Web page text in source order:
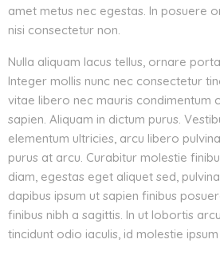
amet metus nec egestas. In posuere
nisi consectetur non.
Nulla aliquam lacus tellus, ornare
Integer mollis nunc nec consectetur
vitae libero nec mauris condimentum
sapien. Aliquam in dictum purus.
elementum ultricies, arcu libero
purus at arcu. Curabitur molestie
diam, egestas eget aliquet sed,
dapibus ipsum ut sapien finibus
finibus nibh a sagittis. In ut lobortis
tincidunt odio iaculis, id molestie